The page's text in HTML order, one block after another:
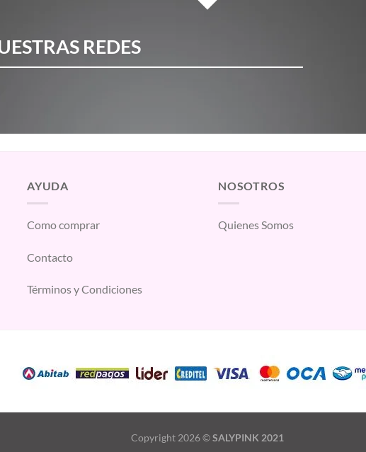
REDES
AYUDA
Como comprar
Contacto
Términos y Condiciones
NOSOTROS
Quienes Somos
Copyright 2026 ©SALYPINK 2021